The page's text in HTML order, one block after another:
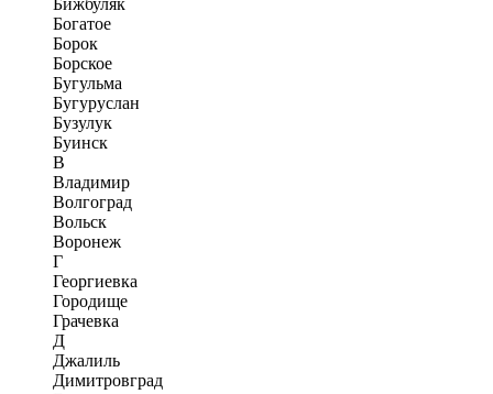
Бижбуляк
Богатое
Борок
Борское
Бугульма
Бугуруслан
Бузулук
Буинск
В
Владимир
Волгоград
Вольск
Воронеж
Г
Георгиевка
Городище
Грачевка
Д
Джалиль
Димитровград